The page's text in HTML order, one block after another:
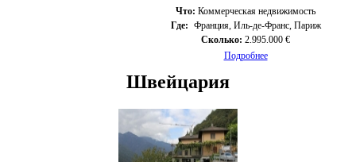
Что: Коммерческая недвижимость
Где: Франция, Иль-де-Франс, Париж
Сколько: 2.995.000 €
Подробнее
Швейцария